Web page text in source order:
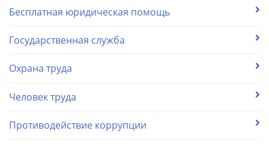
Бесплатная юридическая помощь
Государственная служба
Охрана труда
Человек труда
Противодействие коррупции